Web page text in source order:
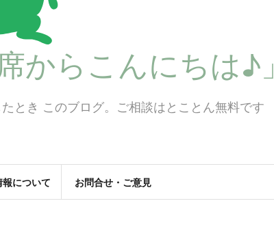
からこんにちは♪」
とき このブログ。ご相談はとことん無料です
について お問合せ・ご意見